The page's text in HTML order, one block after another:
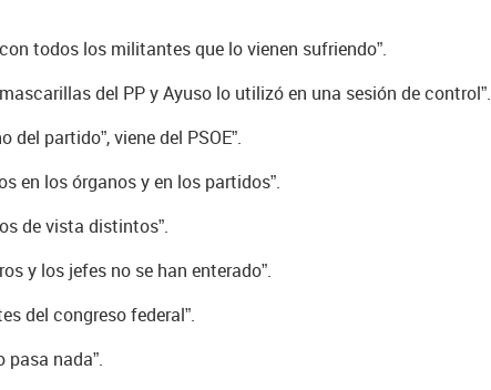
todos los militantes que lo vienen sufriendo”.
del PP y Ayuso lo utilizó en una sesión de control”.
partido”, viene del PSOE”.
en los órganos y en los partidos”.
de vista distintos”.
y los jefes no se han enterado”.
del congreso federal”.
pasa nada”.